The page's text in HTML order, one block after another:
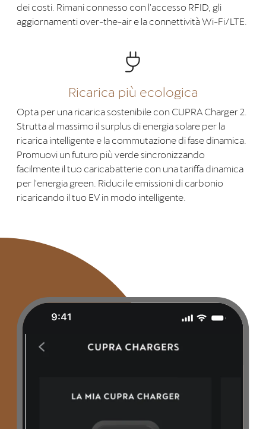
dei costi. Rimani connesso con l'accesso RFID, gli
aggiornamenti over-the-air e la connettività Wi-Fi/LTE.
Ricarica più ecologica
Opta per una ricarica sostenibile con CUPRA Charger 2.
Strutta al massimo il surplus di energia solare per la
ricarica intelligente e la commutazione di fase dinamica.
Promuovi un futuro più verde sincronizzando
facilmente il tuo caricabatterie con una tariffa dinamica
per l'energia green. Riduci le emissioni di carbonio
ricaricando il tuo EV in modo intelligente.